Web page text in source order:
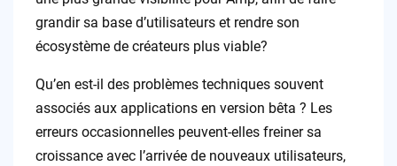
grandir sa base d’utilisateurs et rendre son
écosystème de créateurs plus viable?
Qu’en est-il des problèmes techniques souvent
associés aux applications en version bêta ? Les
erreurs occasionnelles peuvent-elles freiner sa
croissance avec l’arrivée de nouveaux utilisateurs,